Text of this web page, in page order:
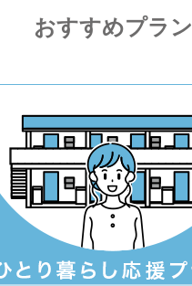
おすすめプラン